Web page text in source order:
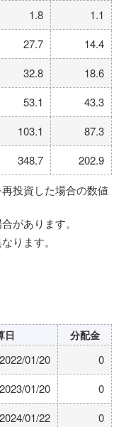
1.8 1.1
27.7 14.4
32.8 18.6
53.1 43.3
103.1 87.3
348.7
202.9
投資した場合の数値
があります。
ります。
日 分配金
2022/01/20 0
2023/01/20 0
2024/01/22 0